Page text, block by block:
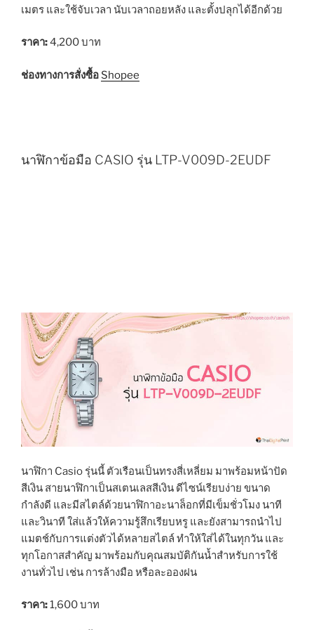
เมตร และใช้จับเวลา นับเวลาถอยหลัง และตั้งปลุกได้อีกด้วย
ราคา:4,200 บาท
ช่องทางการสั่งซื้อ Shopee
นาฬิกาข้อมือ CASIO รุ่น LTP-V009D-2EUDF
นาฬิกา Casio รุ่นนี้ ตัวเรือนเป็นทรงสี่เหลี่ยม มาพร้อมหน้าปัด
สีเงิน สายนาฬิกาเป็นสเตนเลสสีเงิน ดีไซน์เรียบง่าย ขนาด
กำลังดี และมีสไตล์ด้วยนาฬิกาอะนาล็อกที่มีเข็มชั่วโมง นาที
และวินาที ใส่แล้วให้ความรู้สึกเรียบหรู และยังสามารถนำไป
แมตช์กับการแต่งตัวได้หลายสไตล์ ทำให้ใส่ได้ในทุกวัน และ
ทุกโอกาสสำคัญ มาพร้อมกับคุณสมบัติกันน้ำสำหรับการใช้
งานทั่วไป เช่น การล้างมือ หรือละอองฝน
ราคา:1,600 บาท